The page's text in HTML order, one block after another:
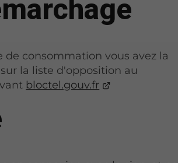
consommation vous avez la
la liste d'opposition au
bloctel.gouv.fr